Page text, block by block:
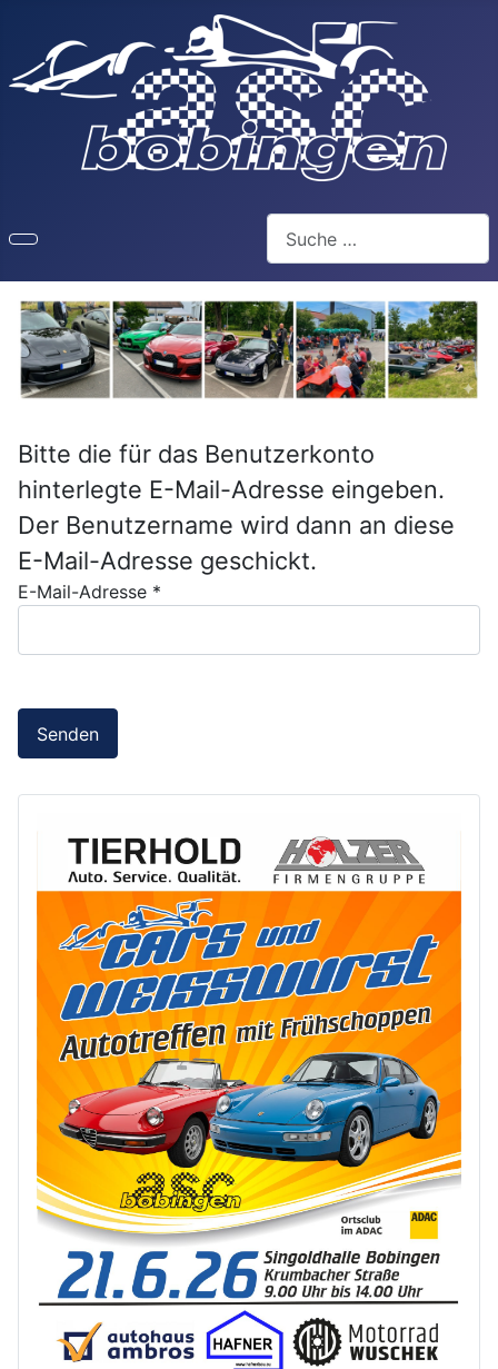
Bitte die für das Benutzerkonto
hinterlegte E-Mail-Adresse eingeben.
Der Benutzername wird dann an diese
E-Mail-Adresse geschickt.
E-Mail-Adresse *
Senden